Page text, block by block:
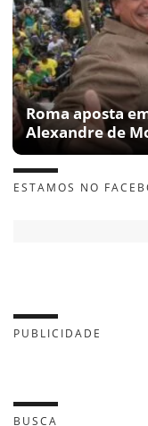
Roma aposta
Alexandre de
ESTAMOS NO
PUBLICIDADE
BUSCA